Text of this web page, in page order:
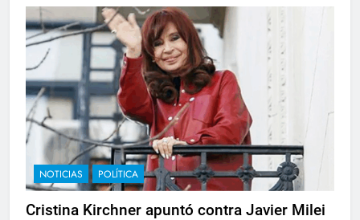
NOTICIAS POLÍTICA
Cristina Kirchner apuntó contra Javier Milei